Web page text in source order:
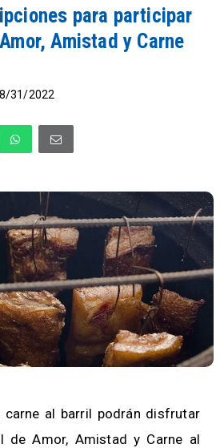
para participar
Amistad y Carne
8/31/2022
carne al barril podrán disfrutar
de Amor, Amistad y Carne al